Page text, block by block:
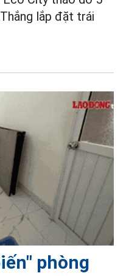
lắp đặt trái
phòng